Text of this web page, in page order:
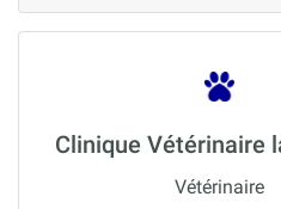
Clinique Vétérinaire
Vétérinaire